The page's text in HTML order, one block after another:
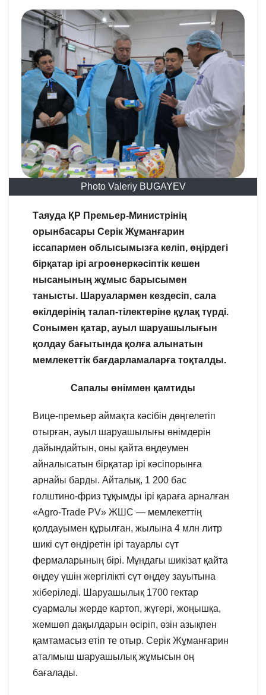
Photo Valeriy BUGAYEV
Таяуда ҚР Премьер-Министрінің
орынбасары Серік Жұманғарин
іссапармен облысымызға келіп, өңірдегі
бірқатар ірі агроөнеркәсіптік кешен
нысанының жұмыс барысымен
танысты. Шаруалармен кездесіп, сала
өкілдерінің талап-тілектеріне құлақ түрді.
Сонымен қатар, ауыл шаруашылығын
қолдау бағытында қолға алынатын
мемлекеттік бағдарламаларға тоқталды.
Сапалы өніммен қамтиды
Вице-премьер аймақта кәсібін дөңгелетіп
отырған, ауыл шаруашылығы өнімдерін
дайындайтын, оны қайта өңдеумен
айналысатын бірқатар ірі кәсіпорынға
арнайы барды. Айталық, 1 200 бас
голштино-фриз тұқымды ірі қараға арналған
«Аgro-Trade PV» ЖШС — мемлекеттің
қолдауымен құрылған, жылына 4 млн литр
шикі сүт өндіретін ірі тауарлы сүт
фермаларының бірі. Мұндағы шикізат қайта
өңдеу үшін жергілікті сүт өңдеу зауытына
жіберіледі. Шаруашылық 1700 гектар
суармалы жерде картоп, жүгері, жоңышқа,
жемшөп дақылдарын өсіріп, өзін азықпен
қамтамасыз етіп те отыр. Серік Жұманғарин
аталмыш шаруашылық жұмысын оң
бағалады.